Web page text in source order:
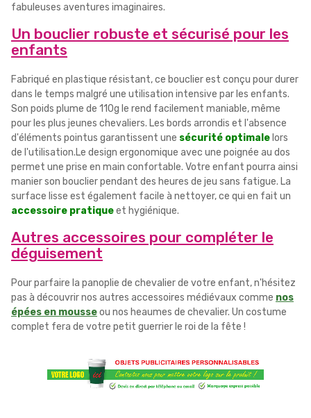
fabuleuses aventures imaginaires.
Un bouclier robuste et sécurisé pour les
enfants
Fabriqué en plastique résistant, ce bouclier est conçu pour durer
dans le temps malgré une utilisation intensive par les enfants.
Son poids plume de 110g le rend facilement maniable, même
pour les plus jeunes chevaliers. Les bords arrondis et l'absence
d'éléments pointus garantissent une sécurité optimale lors
de l'utilisation.Le design ergonomique avec une poignée au dos
permet une prise en main confortable. Votre enfant pourra ainsi
manier son bouclier pendant des heures de jeu sans fatigue. La
surface lisse est également facile à nettoyer, ce qui en fait un
accessoire pratiqueet hygiénique.
Autres accessoires pour compléter le
déguisement
Pour parfaire la panoplie de chevalier de votre enfant, n'hésitez
pas à découvrir nos autres accessoires médiévaux comme nos
épées en mousseou nos heaumes de chevalier. Un costume
complet fera de votre petit guerrier le roi de la fête !